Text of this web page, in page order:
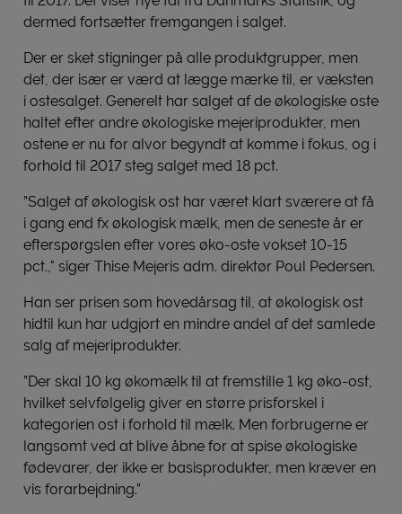
dermed fortsætter fremgangen i salget.
Der er sket stigninger på alle produktgrupper, men
det, der især er værd at lægge mærke til, er væksten
i ostesalget. Generelt har salget af de økologiske oste
haltet efter andre økologiske mejeriprodukter, men
ostene er nu for alvor begyndt at komme i fokus, og i
forhold til 2017 steg salget med 18 pct.
”Salget af økologisk ost har været klart sværere at få
i gang end fx økologisk mælk, men de seneste år er
efterspørgslen efter vores øko-oste vokset 10-15
pct.," siger Thise Mejeris adm. direktør Poul Pedersen.
Han ser prisen som hovedårsag til, at økologisk ost
hidtil kun har udgjort en mindre andel af det samlede
salg af mejeriprodukter.
”Der skal 10 kg økomælk til at fremstille 1 kg øko-ost,
hvilket selvfølgelig giver en større prisforskel i
kategorien ost i forhold til mælk. Men forbrugerne er
langsomt ved at blive åbne for at spise økologiske
fødevarer, der ikke er basisprodukter, men kræver en
vis forarbejdning.”